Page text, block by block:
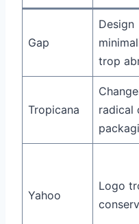
Gap
Design
trop
Tropicana
radical
Yahoo
Logo